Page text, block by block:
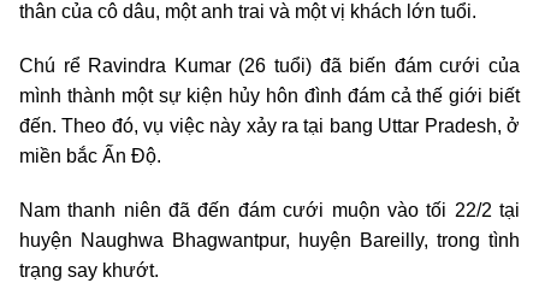
thân của cô dâu, một anh trai và một vị khách lớn tuổi.
Chú rể Ravindra Kumar (26 tuổi) đã biến đám cưới của
mình thành một sự kiện hủy hôn đình đám cả thế giới biết
đến. Theo đó, vụ việc này xảy ra tại bang Uttar Pradesh, ở
miền bắc Ấn Độ.
Nam thanh niên đã đến đám cưới muộn vào tối 22/2 tại
huyện Naughwa Bhagwantpur, huyện Bareilly, trong tình
trạng say khướt.